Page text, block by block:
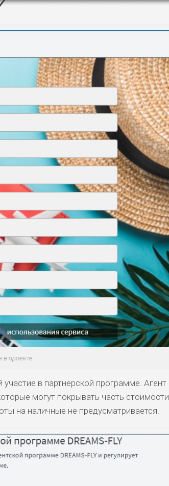
ДОХОД БЮДЖЕТ
КОМЕНТАРИ
ОБЗОР
ВЫСОК
ВЫСОК
ИЙ
0 ОБЗОР
ОБЗОР
НИЗКИЙ НИЗКИЙ 2 ОБЗОР
Й
ОБЗОР
в проекте
в партнерской программе. Агент
могут покрывать часть стоимости
на наличные не предусматривается.